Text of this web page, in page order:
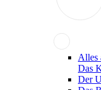
Alles
Das
Der